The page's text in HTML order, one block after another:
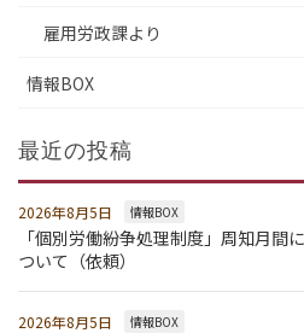
雇用労政課より
情報BOX
最近の投稿
2026年8月5日 情報BOX
「個別労働紛争処理制度」周知月間
ついて（依頼）
2026年8月5日 情報BOX